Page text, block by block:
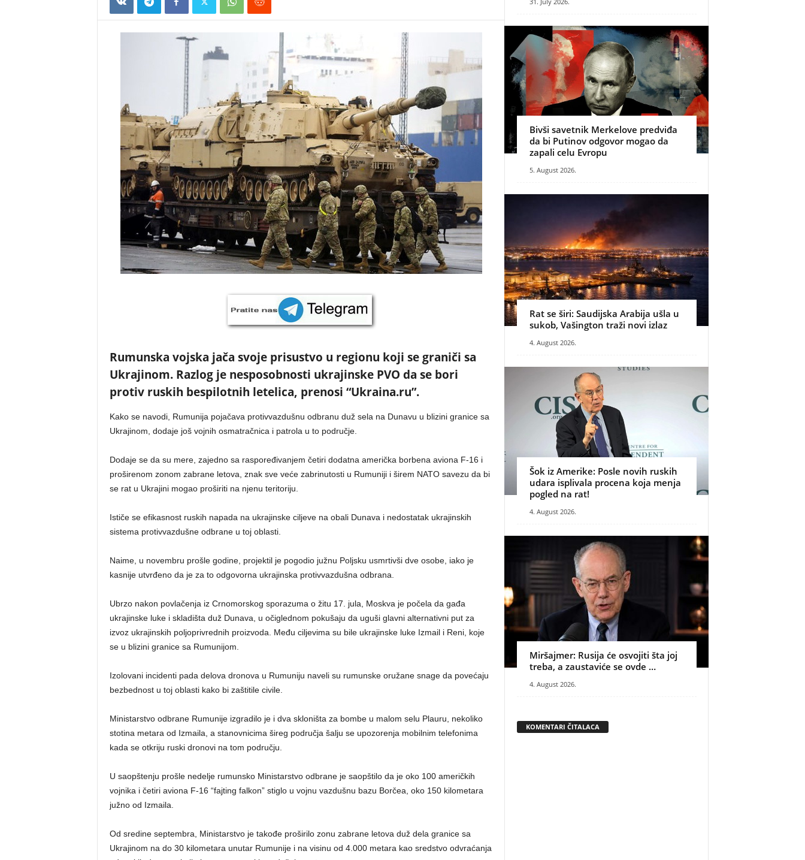
Rumunska vojska jača svoje prisustvo u regionu koji se graniči sa
Ukrajinom. Razlog je nesposobnosti ukrajinske PVO da se bori
protiv ruskih bespilotnih letelica, prenosi “Ukraina.ru”.
Kako se navodi, Rumunija pojačava protivvazdušnu odbranu duž sela na Dunavu u blizini granice sa
Ukrajinom, dodaje još vojnih osmatračnica i patrola u to područje.
Dodaje se da su mere, zajedno sa raspoređivanjem četiri dodatna američka borbena aviona F-16 i
proširenom zonom zabrane letova, znak sve veće zabrinutosti u Rumuniji i širem NATO savezu da bi
se rat u Ukrajini mogao proširiti na njenu teritoriju.
Ističe se efikasnost ruskih napada na ukrajinske ciljeve na obali Dunava i nedostatak ukrajinskih
sistema protivvazdušne odbrane u toj oblasti.
Naime, u novembru prošle godine, projektil je pogodio južnu Poljsku usmrtivši dve osobe, iako je
kasnije utvrđeno da je za to odgovorna ukrajinska protivvazdušna odbrana.
Ubrzo nakon povlačenja iz Crnomorskog sporazuma o žitu 17. jula, Moskva je počela da gađa
ukrajinske luke i skladišta duž Dunava, u očiglednom pokušaju da uguši glavni alternativni put za
izvoz ukrajinskih poljoprivrednih proizvoda. Među ciljevima su bile ukrajinske luke Izmail i Reni, koje
se u blizini granice sa Rumunijom.
Izolovani incidenti pada delova dronova u Rumuniju naveli su rumunske oružane snage da povećaju
bezbednost u toj oblasti kako bi zaštitile civile.
Ministarstvo odbrane Rumunije izgradilo je i dva skloništa za bombe u malom selu Plauru, nekoliko
stotina metara od Izmaila, a stanovnicima šireg područja šalju se upozorenja mobilnim telefonima
kada se otkriju ruski dronovi na tom području.
U saopštenju prošle nedelje rumunsko Ministarstvo odbrane je saopštilo da je oko 100 američkih
vojnika i četiri aviona F-16 “fajting falkon” stiglo u vojnu vazdušnu bazu Borčea, oko 150 kilometara
južno od Izmaila.
Od sredine septembra, Ministarstvo je takođe proširilo zonu zabrane letova duž dela granice sa
Ukrajinom na do 30 kilometara unutar Rumunije i na visinu od 4.000 metara kao sredstvo odvraćanja
Bivši savetnik Merkelove predviđa
da bi Putinov odgovor mogao da
zapali celu Evropu
5. August 2026.
Rat se širi: Saudijska Arabija ušla u
sukob, Vašington traži novi izlaz
4. August 2026.
Šok iz Amerike: Posle novih ruskih
udara isplivala procena koja menja
pogled na rat!
4. August 2026.
Miršajmer: Rusija će osvojiti šta joj
treba, a zaustaviće se ovde …
4. August 2026.
KOMENTARI ČITALACA